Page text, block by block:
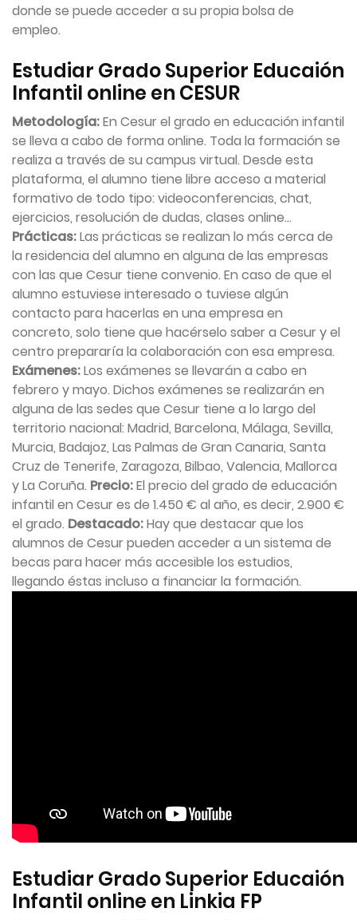
donde se puede acceder a su propia bolsa de
empleo.
Estudiar Grado Superior Educaión
Infantil online en CESUR
Metodología:En Cesur el grado en educación infantil
se lleva a cabo de forma online. Toda la formación se
realiza a través de su campus virtual. Desde esta
plataforma, el alumno tiene libre acceso a material
formativo de todo tipo: videoconferencias, chat,
ejercicios, resolución de dudas, clases online…
Prácticas:Las prácticas se realizan lo más cerca de
la residencia del alumno en alguna de las empresas
con las que Cesur tiene convenio. En caso de que el
alumno estuviese interesado o tuviese algún
contacto para hacerlas en una empresa en
concreto, solo tiene que hacérselo saber a Cesur y el
centro prepararía la colaboración con esa empresa.
Exámenes:Los exámenes se llevarán a cabo en
febrero y mayo. Dichos exámenes se realizarán en
alguna de las sedes que Cesur tiene a lo largo del
territorio nacional: Madrid, Barcelona, Málaga, Sevilla,
Murcia, Badajoz, Las Palmas de Gran Canaria, Santa
Cruz de Tenerife, Zaragoza, Bilbao, Valencia, Mallorca
y La Coruña. Precio:El precio del grado de educación
infantil en Cesur es de 1.450 € al año, es decir, 2.900 €
el grado. Destacado:Hay que destacar que los
alumnos de Cesur pueden acceder a un sistema de
becas para hacer más accesible los estudios,
llegando éstas incluso a financiar la formación.
Estudiar Grado Superior Educaión
Infantil online en Linkia FP